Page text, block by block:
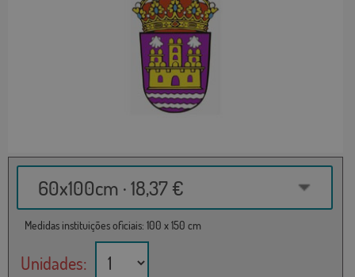
60x100cm · 18,37 €
Medidas instituições oficiais: 100 x 150 cm
Unidades: